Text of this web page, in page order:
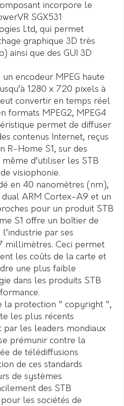
incorpore le
SGX531
Ltd, qui permet
graphique 3D très
ainsi que des GUI 3D
encodeur MPEG haute
1280 x 720 pixels à
convertir en temps réel
formats MPEG2, MPEG4
permet de diffuser
contenus Internet, reçus
R-Home S1, sur des
d’utiliser les STB
visiophonie.
en 40 nanomètres (nm),
ARM Cortex-A9 et un
pour un produit STB
S1 offre un boîtier de
par ses
millimètres. Ceci permet
les coûts de la carte et
une plus faible
dans les produits STB
la protection " copyright ",
les plus récents
par les leaders mondiaux
prémunir contre la
de télédiffusions
de ces standards
de systèmes
des STB
les sociétés de